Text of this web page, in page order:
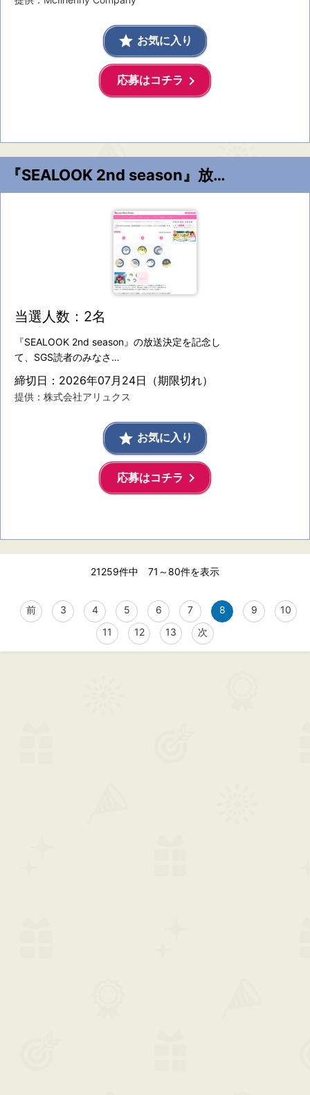
grade お気に入り
応募はコチラ keyboard_arrow_right
『SEALOOK 2nd season』放送決定記念♡オリジナル缶バッジセット
当選人数：2名
『SEALOOK 2nd season』の放送決定を記念し
て、SGS読者のみなさ…
締切日：2026年07月24日（期限切れ）
提供：株式会社アリュクス
grade お気に入り
応募はコチラ keyboard_arrow_right
21259件中 71～80件を表示
前 3 4 5 6 7 8 9
10
11
12 13 次